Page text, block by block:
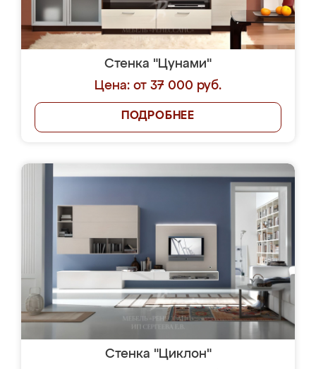
Стенка "Цунами"
Цена: от 37 000 руб.
ПОДРОБНЕЕ
Стенка "Циклон"